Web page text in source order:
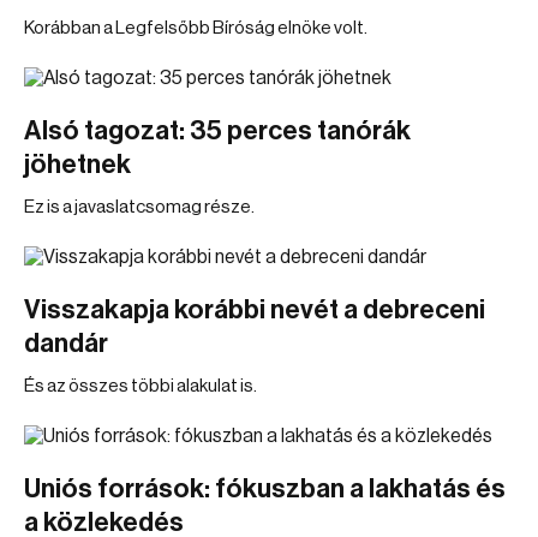
Korábban a Legfelsőbb Bíróság elnöke volt.
Alsó tagozat: 35 perces tanórák
jöhetnek
Ez is a javaslatcsomag része.
Visszakapja korábbi nevét a debreceni
dandár
És az összes többi alakulat is.
Uniós források: fókuszban a lakhatás és
a közlekedés